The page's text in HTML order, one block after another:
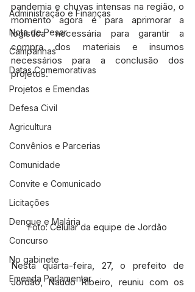
Administração e Finanças
Nota de Pesar
Campanhas
Datas Comemorativas
Projetos e Emendas
Defesa Civil
Agricultura
Convênios e Parcerias
Comunidade
Convite e Comunicado
Licitações
Dengue e Malária
Concurso
No gabinete
Emenda Parlamentar
pandemia e chuvas intensas na região, o
momento agora é para aprimorar a
logística necessária para garantir a
compra dos materiais e insumos
necessários para a conclusão dos
projetos.
Foto: Celular da equipe de Jordão
Nesta quarta-feira, 27, o prefeito de
Jordão, Naudo Ribeiro, reuniu com os